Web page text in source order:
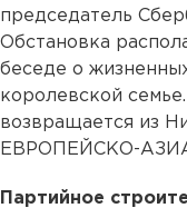
председатель
Обстановка
беседе о
королевской
возвращается из
ЕВРОПЕЙСКО-
Партийное